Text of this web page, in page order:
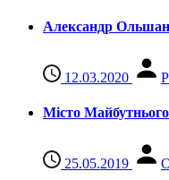
Александр
12.03.2020
Місто
25.05.2019